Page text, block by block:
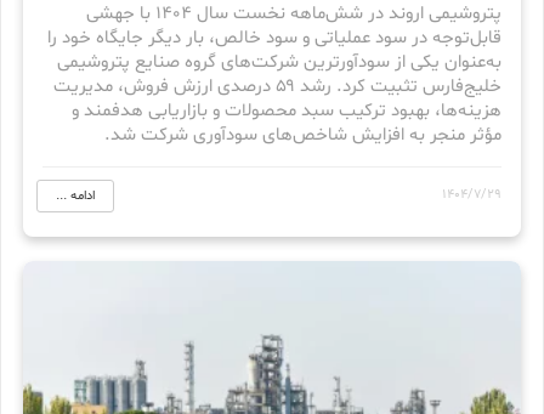
پتروشیمی اروند در شش‌ماهه نخست سال ۱۴۰۴ با جهشی
قابل‌توجه در سود عملیاتی و سود خالص، بار دیگر جایگاه خود را
به‌عنوان یکی از سودآورترین شرکت‌های گروه صنایع پتروشیمی
خلیج‌فارس تثبیت کرد. رشد ۵۹ درصدی ارزش فروش، مدیریت
هزینه‌ها، بهبود ترکیب سبد محصولات و بازاریابی هدفمند و
مؤثر منجر به افزایش شاخص‌های سودآوری شرکت شد.
1404/7/29 ادامه ...